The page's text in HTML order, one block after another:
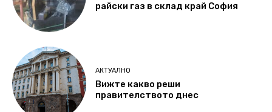
райски газ в склад край София
АКТУАЛНО
Вижте какво реши
правителството днес